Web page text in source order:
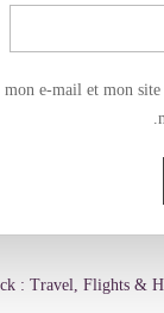
e-mail et mon
: Travel, Flights &